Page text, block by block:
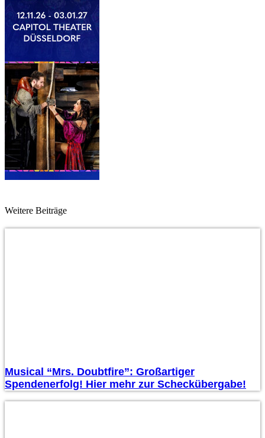
Weitere Beiträge
Musical “Mrs. Doubtfire”: Großartiger
Spendenerfolg! Hier mehr zur Scheckübergabe!